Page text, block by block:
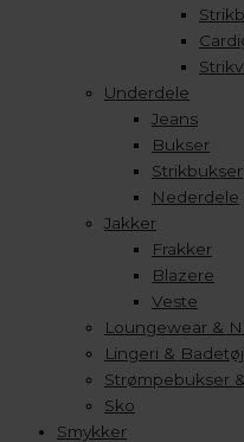
Underdele
Jeans
Bukser
Strikbukser
Nederdele
Jakker
Frakker
Blazere
Veste
Loungewear &
Lingeri & Badetøj
Strømpebukser
Sko
Smykker